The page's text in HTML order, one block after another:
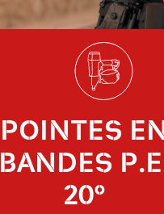
POINTES
BANDES
20°